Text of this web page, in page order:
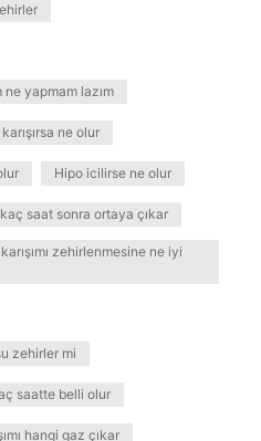
yapmam lazım
ne olur
Hipo icilirse ne olur
saat sonra ortaya çıkar
zehirlenmesine ne iyi
zehirler mi
saatte belli olur
hangi gaz çıkar